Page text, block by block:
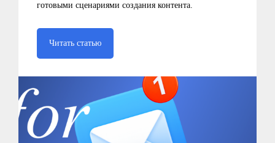
готовыми сценариями создания контента.
Читать статью